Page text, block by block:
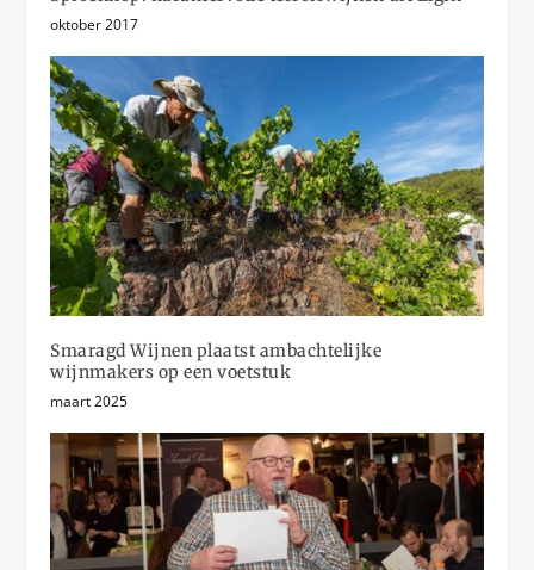
oktober 2017
Smaragd Wijnen plaatst ambachtelijke
wijnmakers op een voetstuk
maart 2025